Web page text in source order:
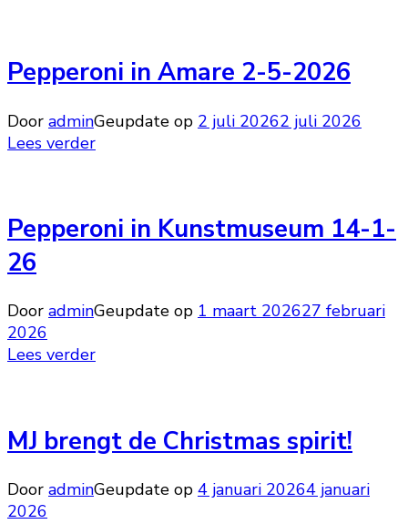
Pepperoni in Amare 2-5-2026
Door adminGeupdate op 2 juli 20262 juli 2026
Lees verder
Pepperoni in Kunstmuseum 14-1-
26
Door adminGeupdate op 1 maart 202627 februari
2026
Lees verder
MJ brengt de Christmas spirit!
Door adminGeupdate op 4 januari 20264 januari
2026